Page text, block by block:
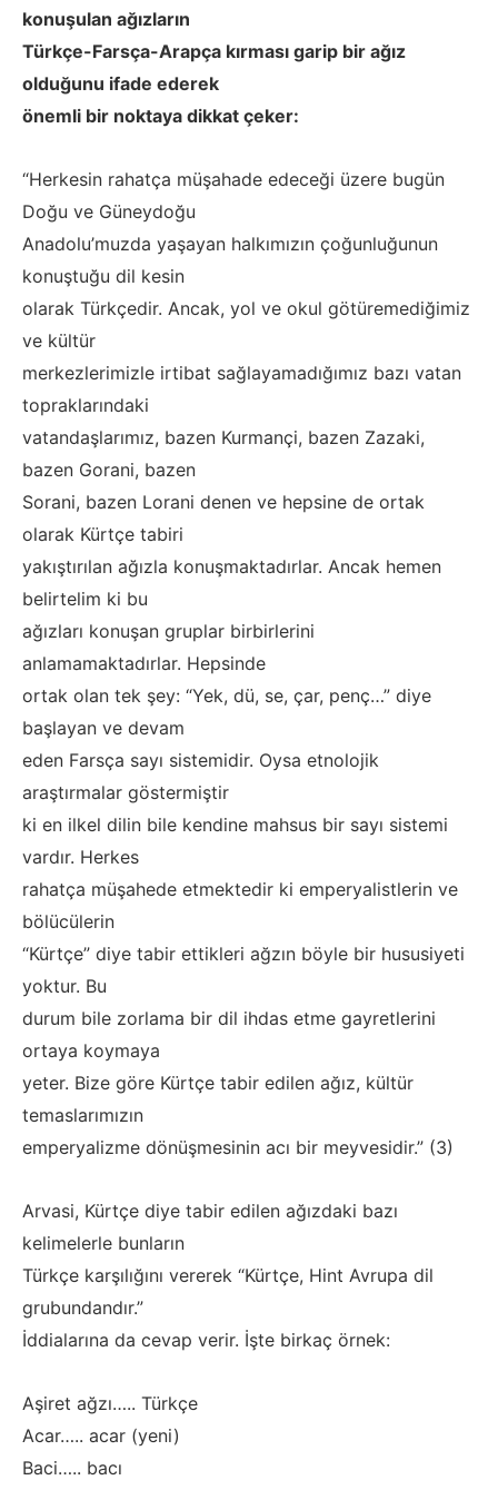
konuşulan ağızların
Türkçe-Farsça-Arapça kırması garip bir ağız
olduğunu ifade ederek
önemli bir noktaya dikkat çeker:
“Herkesin rahatça müşahade edeceği üzere bugün
Doğu ve Güneydoğu
Anadolu’muzda yaşayan halkımızın çoğunluğunun
konuştuğu dil kesin
olarak Türkçedir. Ancak, yol ve okul götüremediğimiz
ve kültür
merkezlerimizle irtibat sağlayamadığımız bazı vatan
topraklarındaki
vatandaşlarımız, bazen Kurmançi, bazen Zazaki,
bazen Gorani, bazen
Sorani, bazen Lorani denen ve hepsine de ortak
olarak Kürtçe tabiri
yakıştırılan ağızla konuşmaktadırlar. Ancak hemen
belirtelim ki bu
ağızları konuşan gruplar birbirlerini
anlamamaktadırlar. Hepsinde
ortak olan tek şey: “Yek, dü, se, çar, penç…” diye
başlayan ve devam
eden Farsça sayı sistemidir. Oysa etnolojik
araştırmalar göstermiştir
ki en ilkel dilin bile kendine mahsus bir sayı sistemi
vardır. Herkes
rahatça müşahede etmektedir ki emperyalistlerin ve
bölücülerin
“Kürtçe” diye tabir ettikleri ağzın böyle bir hususiyeti
yoktur. Bu
durum bile zorlama bir dil ihdas etme gayretlerini
ortaya koymaya
yeter. Bize göre Kürtçe tabir edilen ağız, kültür
temaslarımızın
emperyalizme dönüşmesinin acı bir meyvesidir.” (3)
Arvasi, Kürtçe diye tabir edilen ağızdaki bazı
kelimelerle bunların
Türkçe karşılığını vererek “Kürtçe, Hint Avrupa dil
grubundandır.”
İddialarına da cevap verir. İşte birkaç örnek:
Aşiret ağzı….. Türkçe
Acar….. acar (yeni)
Baci….. bacı